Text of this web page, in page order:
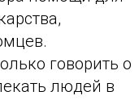
говорить о
людей в